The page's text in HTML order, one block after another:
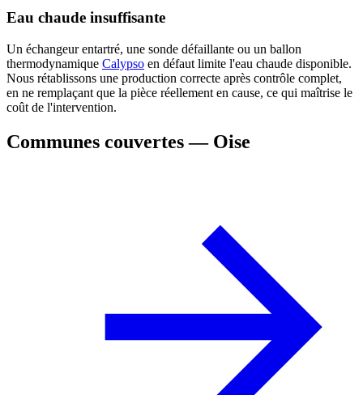
Eau chaude insuffisante
Un échangeur entartré, une sonde défaillante ou un ballon
thermodynamique Calypso en défaut limite l'eau chaude disponible.
Nous rétablissons une production correcte après contrôle complet,
en ne remplaçant que la pièce réellement en cause, ce qui maîtrise le
coût de l'intervention.
Communes couvertes — Oise